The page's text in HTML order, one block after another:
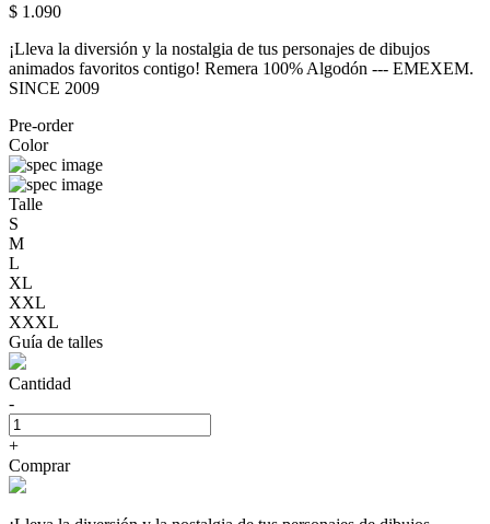
$ 1.090
¡Lleva la diversión y la nostalgia de tus personajes de dibujos
animados favoritos contigo! Remera 100% Algodón --- EMEXEM.
SINCE 2009
Pre-order
Color
Talle
S
M
L
XL
XXL
XXXL
Guía de talles
Cantidad
-
+
Comprar